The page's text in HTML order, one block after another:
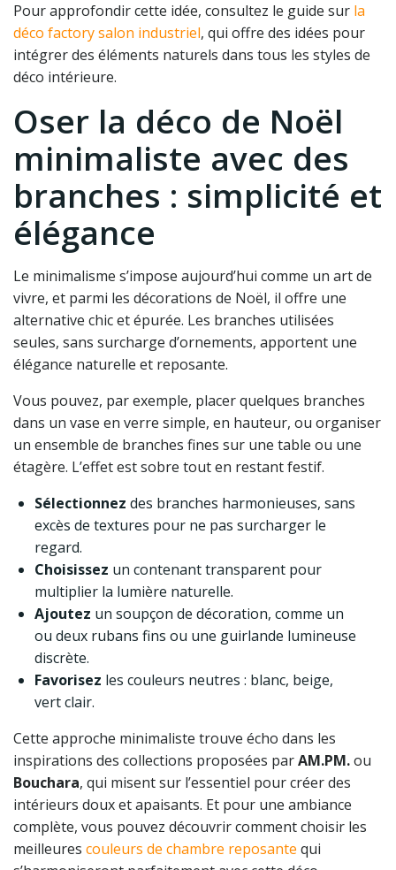
Pour approfondir cette idée, consultez le guide sur la
déco factory salon industriel, qui offre des idées pour
intégrer des éléments naturels dans tous les styles de
déco intérieure.
Oser la déco de Noël
minimaliste avec des
branches : simplicité et
élégance
Le minimalisme s’impose aujourd’hui comme un art de
vivre, et parmi les décorations de Noël, il offre une
alternative chic et épurée. Les branches utilisées
seules, sans surcharge d’ornements, apportent une
élégance naturelle et reposante.
Vous pouvez, par exemple, placer quelques branches
dans un vase en verre simple, en hauteur, ou organiser
un ensemble de branches fines sur une table ou une
étagère. L’effet est sobre tout en restant festif.
Sélectionnez des branches harmonieuses, sans
excès de textures pour ne pas surcharger le
regard.
Choisissez un contenant transparent pour
multiplier la lumière naturelle.
Ajoutez un soupçon de décoration, comme un
ou deux rubans fins ou une guirlande lumineuse
discrète.
Favorisez les couleurs neutres : blanc, beige,
vert clair.
Cette approche minimaliste trouve écho dans les
inspirations des collections proposées parAM.PM.ou
Bouchara, qui misent sur l’essentiel pour créer des
intérieurs doux et apaisants. Et pour une ambiance
complète, vous pouvez découvrir comment choisir les
meilleures couleurs de chambre reposante qui